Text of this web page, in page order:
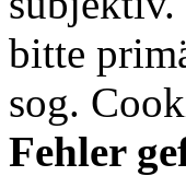
bitte
sog.
Fehler